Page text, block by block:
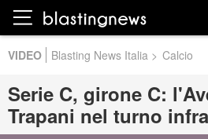
VIDEO Blasting News Italia > Calcio
Serie C, girone C:
Trapani nel turno